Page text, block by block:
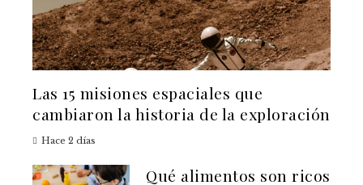
Las 15 misiones espaciales que
cambiaron la historia de la exploración
Hace 2 días
Qué alimentos son ricos